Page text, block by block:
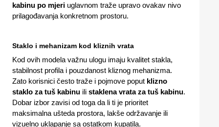
kabinu po mjeri uglavnom traže upravo ovakav nivo
prilagođavanja konkretnom prostoru.
Staklo i mehanizam kod kliznih vrata
Kod ovih modela važnu ulogu imaju kvalitet stakla,
stabilnost profila i pouzdanost kliznog mehanizma.
Zato korisnici često traže i pojmove poput klizno
staklo za tuš kabinu ili staklena vrata za tuš kabinu.
Dobar izbor zavisi od toga da li ti je prioritet
maksimalna ušteda prostora, lakše održavanje ili
vizuelno uklapanje sa ostatkom kupatila.